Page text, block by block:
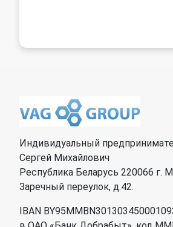
Индивидуальный
Сергей Михайлович
Республика Беларусь 220066 г.
Заречный переулок, д.42.
IBAN